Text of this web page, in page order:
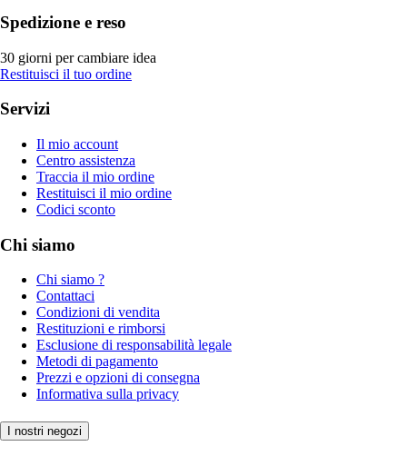
Spedizione e reso
30 giorni per cambiare idea
Restituisci il tuo ordine
Servizi
Il mio account
Centro assistenza
Traccia il mio ordine
Restituisci il mio ordine
Codici sconto
Chi siamo
Chi siamo ?
Contattaci
Condizioni di vendita
Restituzioni e rimborsi
Esclusione di responsabilità legale
Metodi di pagamento
Prezzi e opzioni di consegna
Informativa sulla privacy
I nostri negozi